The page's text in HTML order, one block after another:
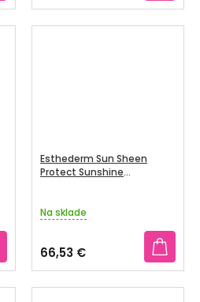
Esthederm Sun Sheen
Protect Sunshine
Na sklade
66,53 €